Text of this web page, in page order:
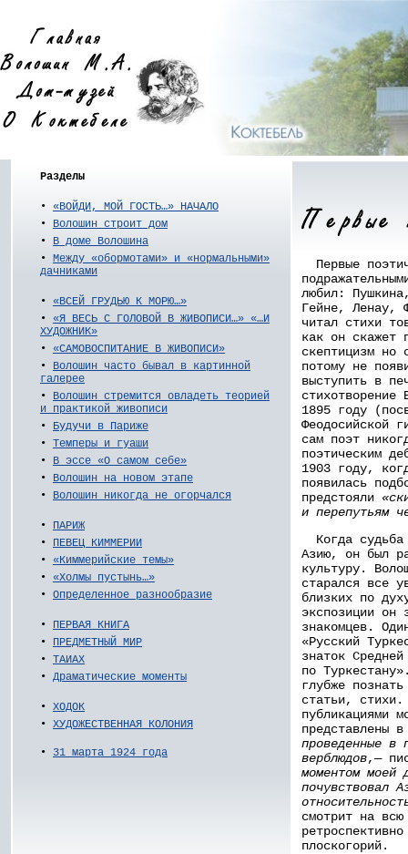
Разделы
• «ВОЙДИ, МОЙ ГОСТЬ…» НАЧАЛО
• Волошин строит дом
• В доме Волошина
• Между «обормотами» и «нормальными»
дачниками
• «ВСЕЙ ГРУДЬЮ К МОРЮ…»
• «Я ВЕСЬ С ГОЛОВОЙ В ЖИВОПИСИ…» «…И
ХУДОЖНИК»
• «САМОВОСПИТАНИЕ В ЖИВОПИСИ»
• Волошин часто бывал в картинной
галерее
• Волошин стремится овладеть теорией
и практикой живописи
• Будучи в Париже
• Темперы и гуаши
• В эссе «О самом себе»
• Волошин на новом этапе
• Волошин никогда не огорчался
• ПАРИЖ
• ПЕВЕЦ КИММЕРИИ
• «Киммерийские темы»
• «Холмы пустынь…»
• Определенное разнообразие
• ПЕРВАЯ КНИГА
• ПРЕДМЕТНЫЙ МИР
• ТАИАХ
• Драматические моменты
• ХОДОК
• ХУДОЖЕСТВЕННАЯ КОЛОНИЯ
• 31 марта 1924 года
Первые
любил:
Гейне, Ленау,
читал стихи
как он скажет
скептицизм но
потому не
выступить в
стихотворение
1895 году
Феодосийской
сам поэт
поэтическим
1903 году,
появилась
предстояли
и перепутьям
Когда судьба
Азию, он был
культуру.
старался все
близких по
экспозиции он
знакомцев.
«Русский
знаток
по
глубже
статьи,
публикациями
представлены
проведенные в
верблюдов,—
моментом моей
почувствовал
смотрит на всю
плоскогорий.